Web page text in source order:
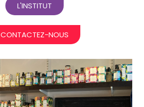
L'INSTITUT
CONTACTEZ-NOUS